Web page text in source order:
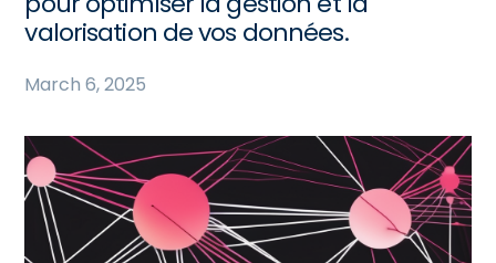
valorisation de vos données.
March 6, 2025